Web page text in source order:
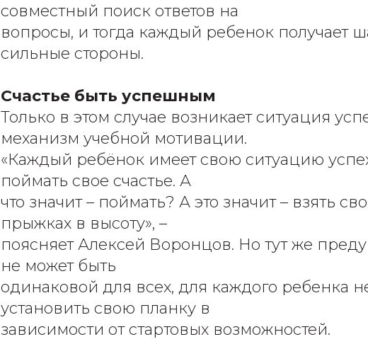
совместный поиск ответов на
вопросы, и тогда каждый ребенок получает
сильные стороны.
Счастье быть успешным
Только в этом случае возникает ситуация
механизм учебной мотивации.
«Каждый ребёнок имеет свою ситуацию
поймать свое счастье. А
что значит – поймать? А это значит – взять
прыжках в высоту», –
поясняет Алексей Воронцов. Но тут же
не может быть
одинаковой для всех, для каждого ребенка
установить свою планку в
зависимости от стартовых возможностей.